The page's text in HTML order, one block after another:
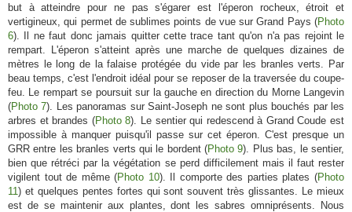
but à atteindre pour ne pas s'égarer est l'éperon rocheux, étroit et
vertigineux, qui permet de sublimes points de vue sur Grand Pays (Photo
6). Il ne faut donc jamais quitter cette trace tant qu'on n'a pas rejoint le
rempart. L'éperon s'atteint après une marche de quelques dizaines de
mètres le long de la falaise protégée du vide par les branles verts. Par
beau temps, c'est l'endroit idéal pour se reposer de la traversée du coupe-
feu. Le rempart se poursuit sur la gauche en direction du Morne Langevin
(Photo 7). Les panoramas sur Saint-Joseph ne sont plus bouchés par les
arbres et brandes (Photo 8). Le sentier qui redescend à Grand Coude est
impossible à manquer puisqu'il passe sur cet éperon. C'est presque un
GRR entre les branles verts qui le bordent (Photo 9). Plus bas, le sentier,
bien que rétréci par la végétation se perd difficilement mais il faut rester
vigilent tout de même (Photo 10). Il comporte des parties plates (Photo
11) et quelques pentes fortes qui sont souvent très glissantes. Le mieux
est de se maintenir aux plantes, dont les sabres omniprésents. Nous